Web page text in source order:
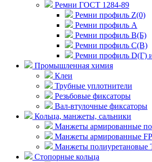
Ремни ГОСТ 1284-89
Ремни профиль Z(0)
Ремни профиль А
Ремни профиль В(Б)
Ремни профиль С(В)
Ремни профиль D(Г)
Промышленная химия
Клеи
Трубные уплотнители
Резьбовые фиксаторы
Вал-втулочные фиксаторы
Кольца, манжеты, сальники
Манжеты армированные
Манжеты армированные
Манжеты полиуретановые
Стопорные кольца